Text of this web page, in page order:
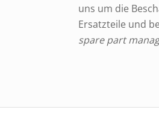
uns um die
Ersatzteile und
spare part